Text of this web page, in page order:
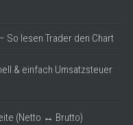
So lesen Trader den Chart
& einfach Umsatzsteuer
(Netto ↔ Brutto)